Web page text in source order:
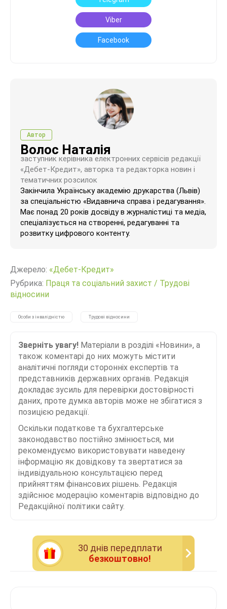
Viber
Facebook
Автор
Волос Наталія
заступник керівника електронних сервісів редакції
«Дебет-Кредит», авторка та редакторка новин і
тематичних розсилок
Закінчила Українську академію друкарства (Львів)
за спеціальністю «Видавнича справа і редагування».
Має понад 20 років досвіду в журналістиці та медіа,
спеціалізується на створенні, редагуванні та
розвитку цифрового контенту.
Джерело: «Дебет-Кредит»
Рубрика: Праця та соціальний захист / Трудові
відносини
Особи з інвалідністю Трудові відносини
Зверніть увагу! Матеріали в розділі «Новини», а
також коментарі до них можуть містити
аналітичні погляди сторонніх експертів та
представників державних органів. Редакція
докладає зусиль для перевірки достовірності
даних, проте думка авторів може не збігатися з
позицією редакції.
Оскільки податкове та бухгалтерське
законодавство постійно змінюється, ми
рекомендуємо використовувати наведену
інформацію як довідкову та звертатися за
індивідуальною консультацією перед
прийняттям фінансових рішень. Редакція
здійснює модерацію коментарів відповідно до
Редакційної політики сайту.
30 днiв передплати
безкоштовно!